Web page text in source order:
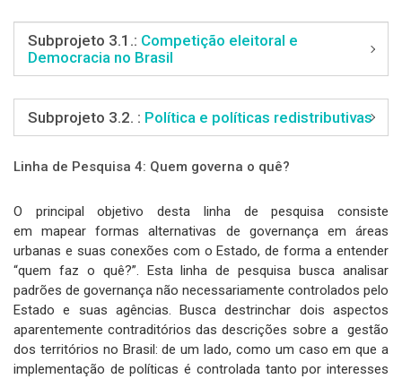
Subprojeto 3.1.: Competição eleitoral e
Democracia no Brasil
Subprojeto 3.2. : Política e políticas redistributivas
Linha de Pesquisa 4: Quem governa o quê?
O principal objetivo desta linha de pesquisa consiste
em mapear formas alternativas de governança em áreas
urbanas e suas conexões com o Estado, de forma a entender
“quem faz o quê?”. Esta linha de pesquisa busca analisar
padrões de governança não necessariamente controlados pelo
Estado e suas agências. Busca destrinchar dois aspectos
aparentemente contraditórios das descrições sobre a gestão
dos territórios no Brasil: de um lado, como um caso em que a
implementação de políticas é controlada tanto por interesses